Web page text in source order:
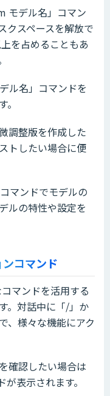
モデル名」コマン
クスペースを解放で
を占めることもあ
ル名」コマンドを
調整版を作成した
トしたい場合に便
マンドでモデルの
ルの特性や設定を
コマンド
マンドを活用する
。対話中に「/」か
、様々な機能にアク
確認したい場合は
表示されます。